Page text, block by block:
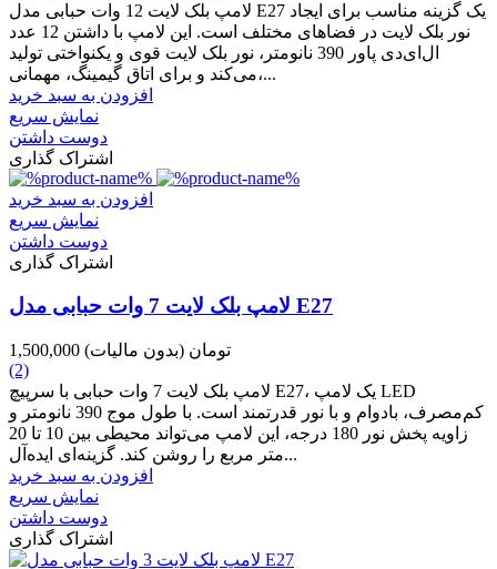
لامپ بلک لایت 12 وات حبابی مدل E27 یک گزینه مناسب برای ایجاد
نور بلک لایت در فضاهای مختلف است. این لامپ با داشتن 12 عدد
ال‌ای‌دی پاور 390 نانومتر، نور بلک لایت قوی و یکنواختی تولید
می‌کند و برای اتاق گیمینگ، مهمانی،...
افزودن به سبد خرید
نمایش سریع
دوست داشتن
اشتراک گذاری
افزودن به سبد خرید
نمایش سریع
دوست داشتن
اشتراک گذاری
لامپ بلک لایت 7 وات حبابی مدل E27
1,500,000 تومان (بدون مالیات)
(2)
لامپ بلک لایت 7 وات حبابی با سرپیچ E27، یک لامپ LED
کم‌مصرف، بادوام و با نور قدرتمند است. با طول موج 390 نانومتر و
زاویه پخش نور 180 درجه، این لامپ می‌تواند محیطی بین 10 تا 20
متر مربع را روشن کند. گزینه‌ای ایده‌آل...
افزودن به سبد خرید
نمایش سریع
دوست داشتن
اشتراک گذاری